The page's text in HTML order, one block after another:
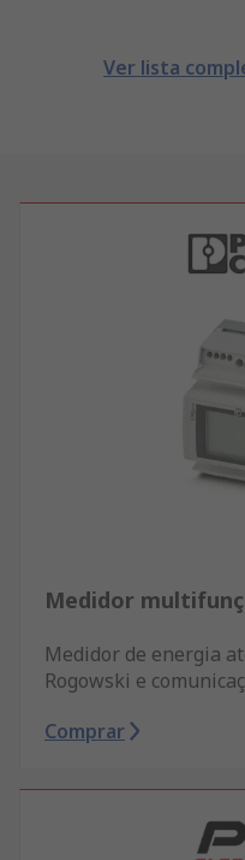
Ver lista
Medidor
Medidor de energia
Rogowski e
Comprar